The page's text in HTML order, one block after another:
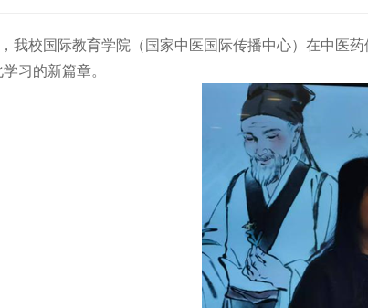
我校国际教育学院（国家中医国际传播中心）在中医
习的新篇章。